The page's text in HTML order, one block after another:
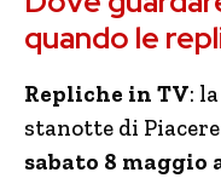
quando le
Repliche in TV:
stanotte di
sabato 8 maggio